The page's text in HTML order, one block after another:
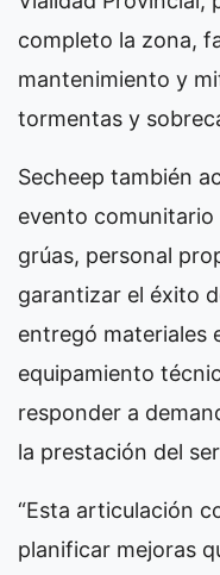
completo la zona,
mantenimiento y
tormentas y
Secheep también
evento comunitario
grúas, personal
garantizar el éxito
entregó materiales
equipamiento
responder a
la prestación del
“Esta articulación
planificar mejoras